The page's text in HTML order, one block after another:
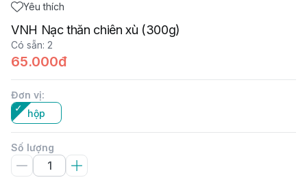
Yêu thích
VNH Nạc thăn chiên xù (300g)
Có sẵn: 2
65.000đ
Đơn vị:
hộp
Số lượng